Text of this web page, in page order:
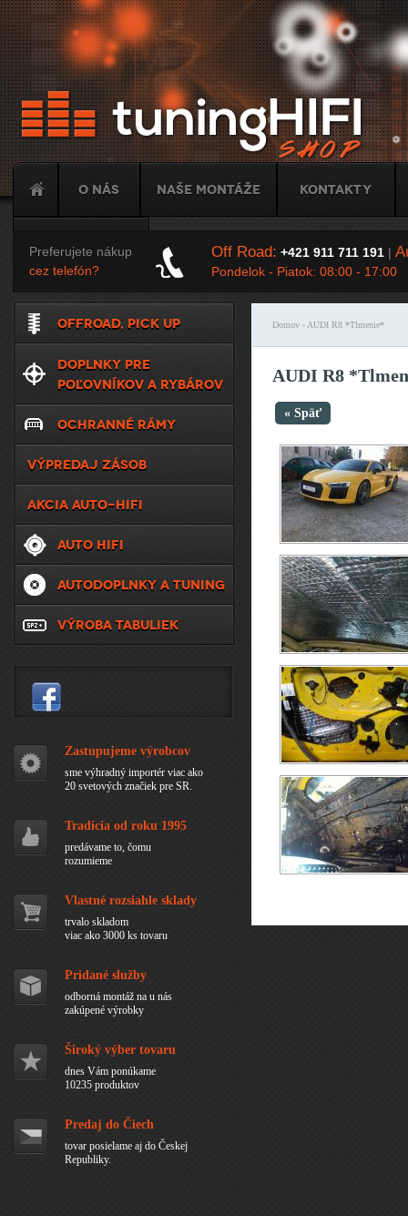
O nás Naše montáže Kontakty
Tuning
Preferujete nákup
cez telefón?
Off Road: +421 911 711 191|
Pondelok - Piatok: 08:00 - 17:00
Domov› AUDI R8 *Tlmenie*
AUDI R8
« Späť
OFFROAD, PICK UP
DOPLNKY PRE
POĽOVNÍKOV A RYBÁROV
OCHRANNÉ RÁMY
VÝPREDAJ ZÁSOB
AKCIA AUTO-HIFI
AUTO HIFI
AUTODOPLNKY A TUNING
VÝROBA TABULIEK
Zastupujeme výrobcov
sme výhradný importér viac ako
20 svetových značiek pre SR.
Tradícia od roku 1995
predávame to, čomu
rozumieme
Vlastné rozsiahle sklady
trvalo skladom
viac ako 3000 ks tovaru
Pridané služby
odborná montáž na u nás
zakúpené výrobky
Široký výber tovaru
dnes Vám ponúkame
10235 produktov
Predaj do Čiech
tovar posielame aj do Českej
Republiky.